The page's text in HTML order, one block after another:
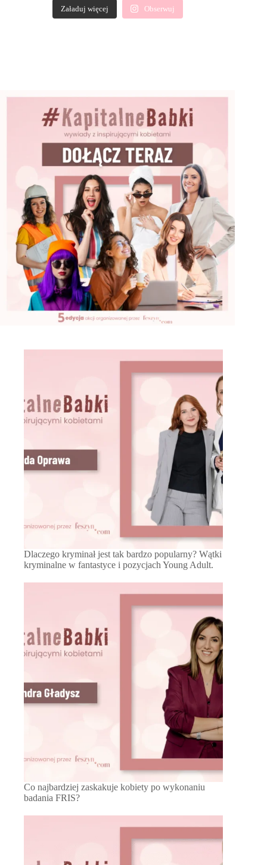
Załaduj więcej Obserwuj
Dlaczego kryminał jest tak bardzo popularny? Wątki
kryminalne w fantastyce i pozycjach Young Adult.
Co najbardziej zaskakuje kobiety po wykonaniu
badania FRIS?